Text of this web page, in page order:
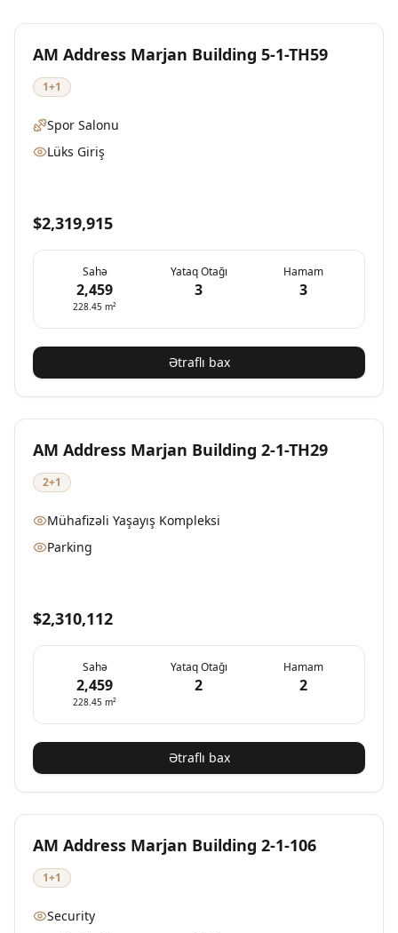
AM Address Marjan Building 5-1-TH59
1+1
Spor Salonu
Lüks Giriş
$2,319,915
Sahə
2,459
228.45 m²
Yataq Otağı
3
Hamam
3
Ətraflı bax
AM Address Marjan Building 2-1-TH29
2+1
Mühafizəli Yaşayış Kompleksi
Parking
$2,310,112
Sahə
2,459
228.45 m²
Yataq Otağı
2
Hamam
2
Ətraflı bax
AM Address Marjan Building 2-1-106
1+1
Security